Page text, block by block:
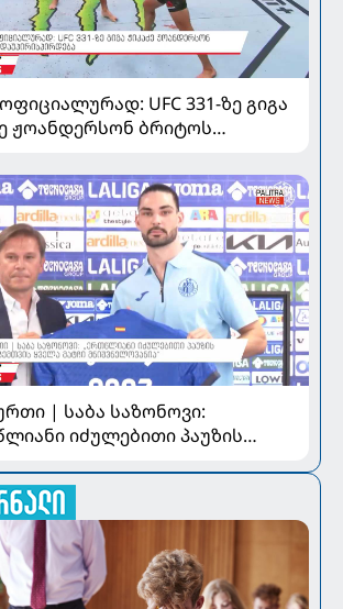
UFC 331-ზე გიგა
ჟოანდერსონ ბრიტოს
| საბა საზონოვი:
იძულებითი პაუზის